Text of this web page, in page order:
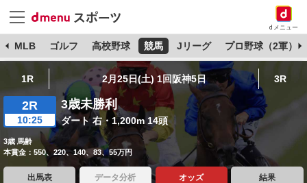
dメニュー
MLB ゴルフ 高校野球 競馬 Jリーグ プロ野球（2軍）
1R 2月25日(土) 1回阪神5日 3R
2R
10:25
3歳未勝利
ダート 右・1,200m 14頭
3歳 馬齢
本賞金：550、220、140、83、55万円
出馬表 データ分析 オッズ 結果